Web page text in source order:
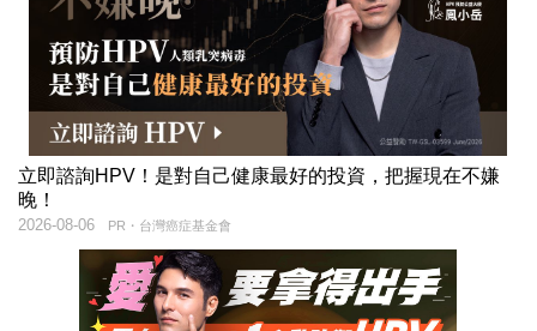
立即諮詢HPV！是對自己健康最好的投資，把握現在不嫌
晚！
PR・台灣癌症基金會
2026-08-06